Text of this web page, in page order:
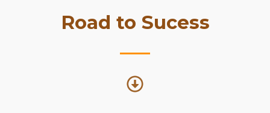
Road to Sucess